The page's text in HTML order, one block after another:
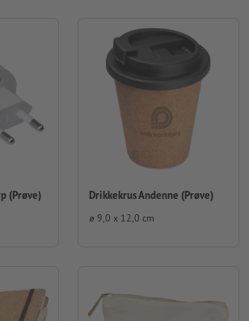
(Prøve) Drikkekrus Andenne (Prøve)
⌀ 9,0 x 12,0 cm